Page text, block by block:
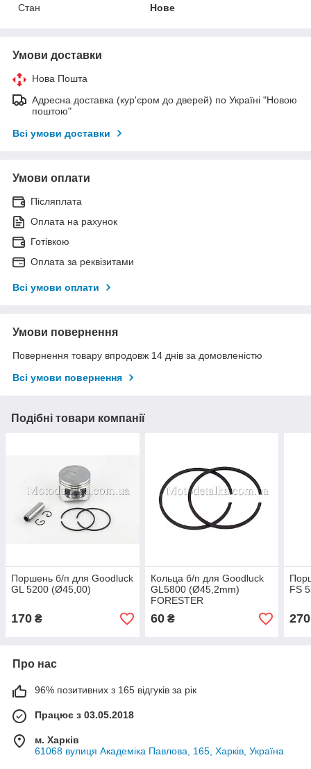
Стан
Нове
Умови доставки
Нова Пошта
Адресна доставка (кур'єром до дверей) по Україні "Новою
поштою"
Всі умови доставки
Умови оплати
Післяплата
Оплата на рахунок
Готівкою
Оплата за реквізитами
Всі умови оплати
Умови повернення
Повернення товару впродовж 14 днів за домовленістю
Всі умови повернення
Подібні товари компанії
Поршень б/п для Goodluck
GL 5200 (Ø45,00)
170 ₴
Кольца б/п для Goodluck
GL5800 (Ø45,2mm)
FORESTER
60₴
FS
270
Про нас
96% позитивних з 165 відгуків за рік
Працює з 03.05.2018
м. Харків
61068 вулиця Академіка Павлова, 165, Харків, Україна